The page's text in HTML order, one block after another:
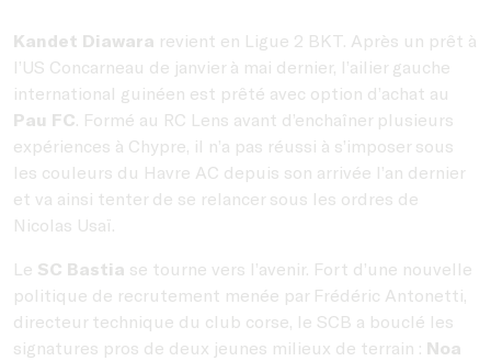
Kandet Diawara revient en Ligue 2 BKT. Après un prêt à
l’US Concarneau de janvier à mai dernier, l’ailier gauche
international guinéen est prêté avec option d’achat au
Pau FC. Formé au RC Lens avant d’enchaîner plusieurs
expériences à Chypre, il n’a pas réussi à s’imposer sous
les couleurs du Havre AC depuis son arrivée l’an dernier
et va ainsi tenter de se relancer sous les ordres de
Nicolas Usaï.
Le SC Bastia se tourne vers l’avenir. Fort d’une nouvelle
politique de recrutement menée par Frédéric Antonetti,
directeur technique du club corse, le SCB a bouclé les
signatures pros de deux jeunes milieux de terrain : Noa